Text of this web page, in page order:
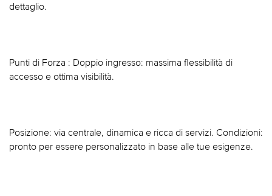
dettaglio.
Punti di Forza : Doppio ingresso: massima flessibilità di
accesso e ottima visibilità.
Posizione: via centrale, dinamica e ricca di servizi. Condizioni:
pronto per essere personalizzato in base alle tue esigenze.